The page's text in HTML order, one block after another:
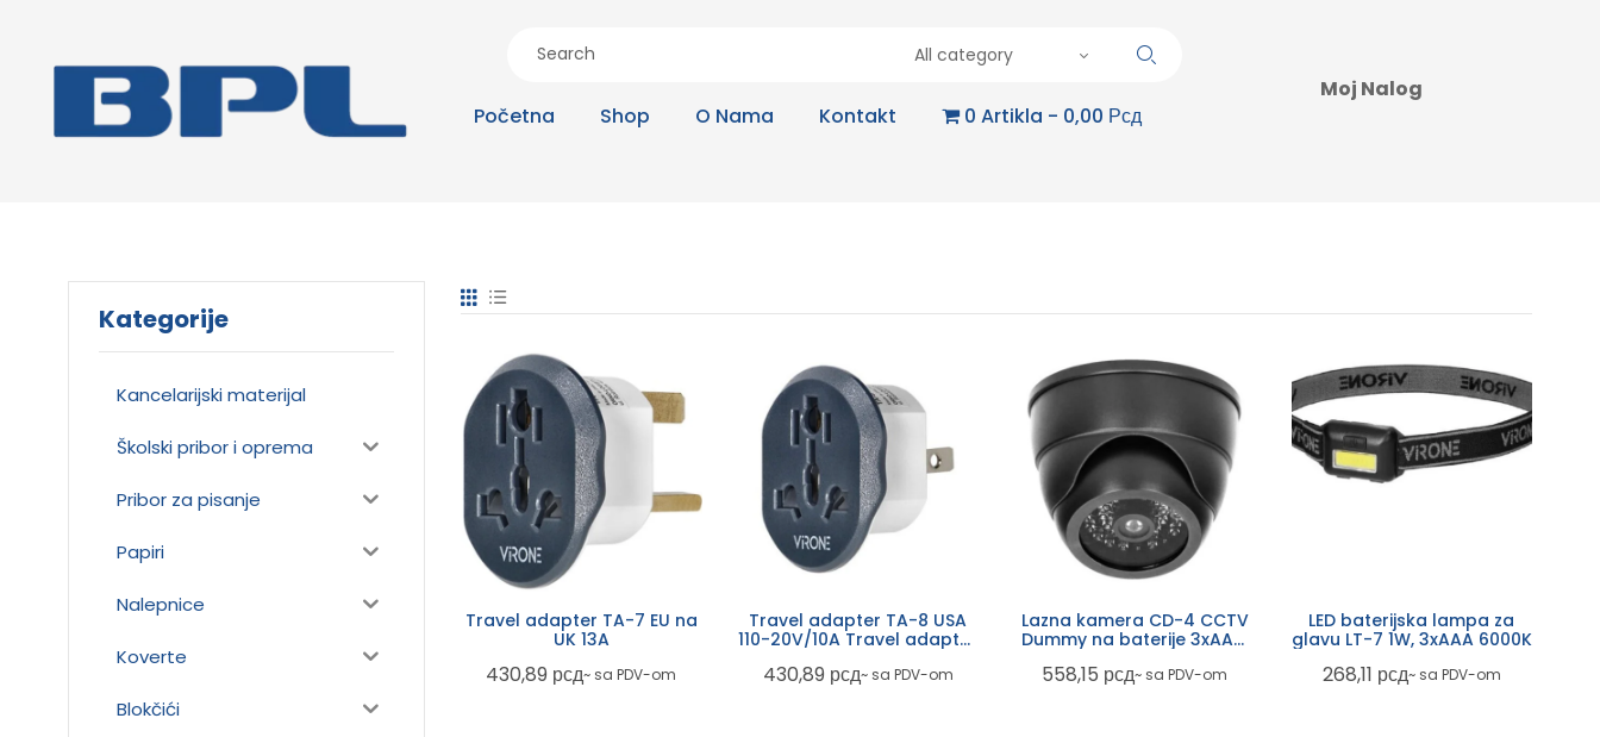
All category
Početna Shop O Nama Kontakt 0 Artikla 0,00 Рсд
Moj Nalog
Travel adapter TA-7 EU na
UK 13A
430,89 рсд~ sa PDV-om
Travel adapter TA-8 USA
110-20V/10A Travel adapter
430,89 рсд~ sa PDV-om
Lazna kamera CD-4 CCTV
Dummy na baterije 3xAAA,
558,15 рсд~ sa PDV-om
LED baterijska lampa za
glavu LT-7 1W, 3xAAA 6000K
268,11 рсд~ sa PDV-om
Kategorije
Kancelarijski materijal
Školski pribor i oprema
Pribor za pisanje
Papiri
Nalepnice
Koverte
Blokčići